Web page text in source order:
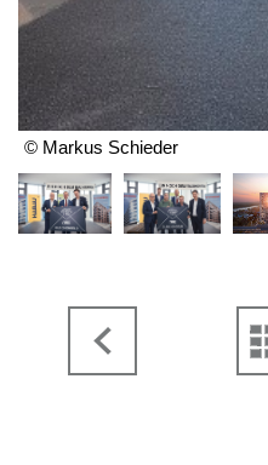
© Markus Schieder